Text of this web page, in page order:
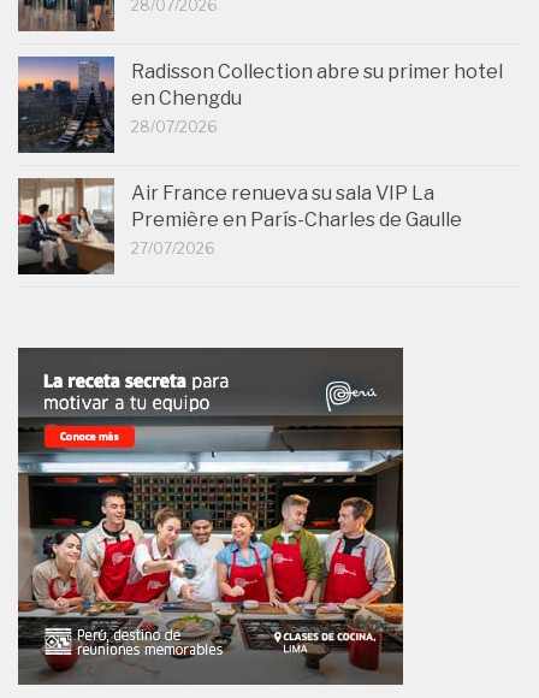
28/07/2026
Radisson Collection abre su primer hotel
en Chengdu
28/07/2026
Air France renueva su sala VIP La
Première en París-Charles de Gaulle
27/07/2026